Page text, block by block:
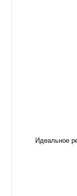
Идеальное